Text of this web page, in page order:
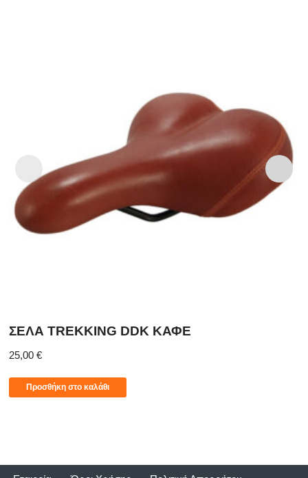
ΣΕΛΑ TREKKING DDK ΚΑΦΕ
25,00 €
Προσθήκη στο καλάθι